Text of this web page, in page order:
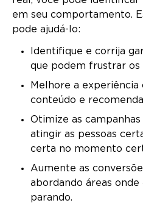
em seu comportamento.
pode ajudá-lo:
Identifique e corrija
que podem frustrar os
Melhore a experiência
conteúdo e
Otimize as
atingir as pessoas
certa no momento
Aumente as
abordando áreas
parando.